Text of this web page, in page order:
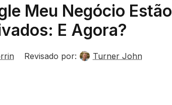
Meu Negócio Estão
E Agora?
Revisado por: Turner John